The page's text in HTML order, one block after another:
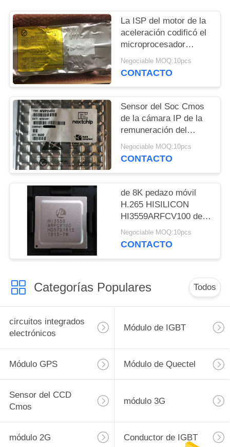
MAPA
DEL
SITIO
POLÍTICAS
DE
PRIVACIDAD
La ISP del motor de la
aceleración codificó el
microprocesador
HI3516DRBCV100 del
SOC de la cámara
Negociable MOQ:10pcs
CONTACTO
Sensor del Soc Cmos
de la cámara IP de la
remuneración del
contraluz NVP2400
Negociable MOQ:10pcs
CONTACTO
de 8K pedazo móvil
H.265 HISILICON
HI3559ARFCV100 del
SOC 10 de la cámara
ultra HD
Negociable MOQ:10pcs
CONTACTO
Categorías Populares Todos
circuitos integrados
electrónicos
Módulo de IGBT
Módulo GPS Módulo de Quectel
Sensor del CCD
Cmos
módulo 3G
módulo 2G Conductor de IGBT